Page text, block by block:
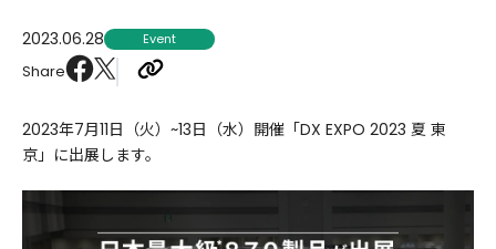
2023.06.28 Event
Share
2023年7月11日（火）~13日（水）開催「DX EXPO 2023 夏 東
京」に出展します。